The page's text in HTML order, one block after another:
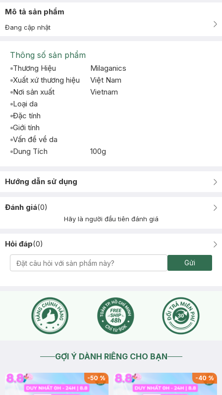
Mô tả sản phẩm
Đang cập nhật
Thông số sản phẩm
Thương Hiệu
Milaganics
Xuất xứ thương hiệu
Việt Nam
Nơi sản xuất
Vietnam
Loại da
Đặc tính
Giới tính
Vấn đề về da
Dung Tích
100g
Hướng dẫn sử dụng
Đánh giá(0)
Hãy là người đầu tiên đánh giá
Hỏi đáp(0)
Gửi
GỢI Ý DÀNH RIÊNG CHO BẠN
-50% -40%